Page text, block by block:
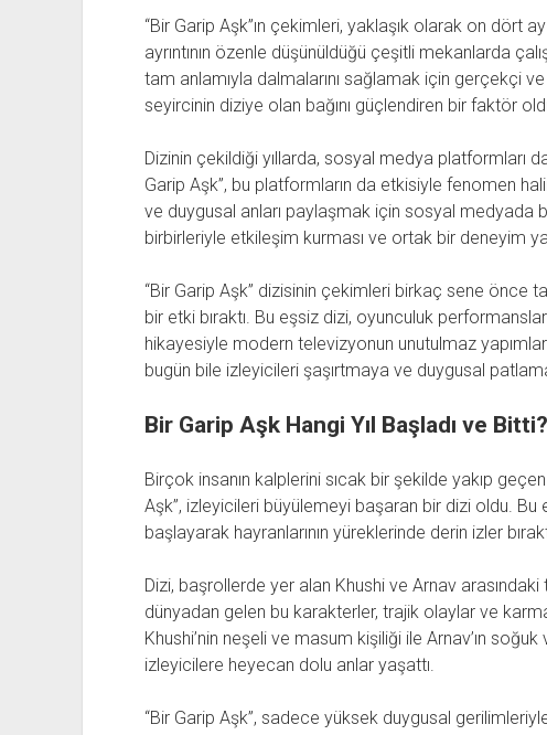
“Bir Garip Aşk”ın çekimleri, yaklaşık olarak on dört
ayrıntının özenle düşünüldüğü çeşitli mekanlarda
tam anlamıyla dalmalarını sağlamak için gerçekçi
seyircinin diziye olan bağını güçlendiren bir faktör
Dizinin çekildiği yıllarda, sosyal medya platformları
Garip Aşk”, bu platformların da etkisiyle fenomen
ve duygusal anları paylaşmak için sosyal medyada
birbirleriyle etkileşim kurması ve ortak bir deneyim
“Bir Garip Aşk” dizisinin çekimleri birkaç sene önce
bir etki bıraktı. Bu eşsiz dizi, oyunculuk
hikayesiyle modern televizyonun unutulmaz
bugün bile izleyicileri şaşırtmaya ve duygusal
Bir Garip Aşk Hangi Yıl Başladı ve Bitti?
Birçok insanın kalplerini sıcak bir şekilde yakıp
Aşk”, izleyicileri büyülemeyi başaran bir dizi oldu. Bu
başlayarak hayranlarının yüreklerinde derin izler
Dizi, başrollerde yer alan Khushi ve Arnav arasındaki
dünyadan gelen bu karakterler, trajik olaylar ve
Khushi’nin neşeli ve masum kişiliği ile Arnav’ın
izleyicilere heyecan dolu anlar yaşattı.
“Bir Garip Aşk”, sadece yüksek duygusal